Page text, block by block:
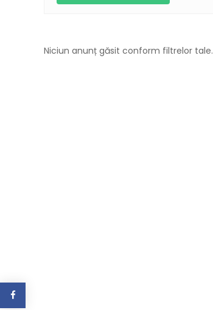
Niciun anunț găsit conform filtrelor tale.